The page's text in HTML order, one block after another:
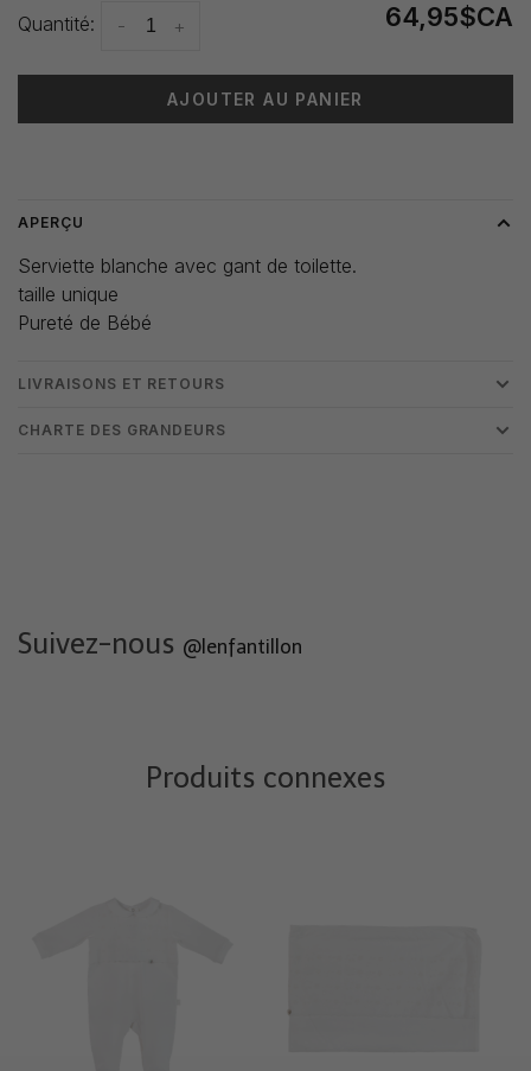
Quantité: +
- 64,95$CA
AJOUTER AU PANIER
APERÇU
Serviette blanche avec gant de toilette.
taille unique
Pureté de Bébé
LIVRAISONS ET RETOURS
CHARTE DES GRANDEURS
Suivez-nous @lenfantillon
Produits connexes